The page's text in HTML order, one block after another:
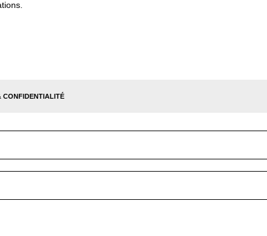
CONFIDENTIALITÉ